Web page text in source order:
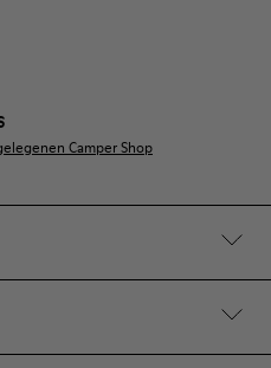
Camper Shop